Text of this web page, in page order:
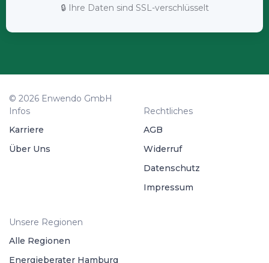
🔒 Ihre Daten sind SSL-verschlüsselt
© 2026 Enwendo GmbH
Infos
Karriere
Über Uns
Rechtliches
AGB
Widerruf
Datenschutz
Impressum
Unsere Regionen
Alle Regionen
Energieberater Hamburg